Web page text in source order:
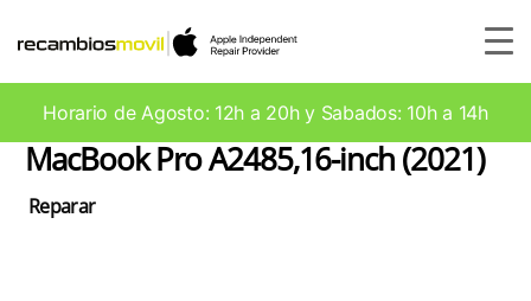
Horario de Agosto: 12h a 20h y Sabados: 10h a 14h
MacBook Pro A2485,16-inch (2021)
Reparar